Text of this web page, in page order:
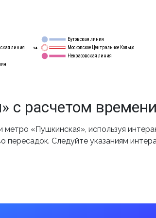
линия
Бутовская линия
Московское Центральное Кольцо
Некрасовская линия
14
с расчетом времени
«Пушкинская», используя
Следуйте указаниям